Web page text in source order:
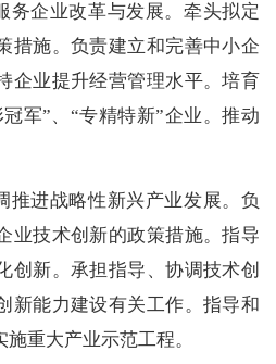
务企业改革与发展。牵头拟定
措施。负责建立和完善中小企
企业提升经营管理水平。培育
军”、“专精特新”企业。推动
推进战略性新兴产业发展。负
业技术创新的政策措施。指导
创新。承担指导、协调技术创
新能力建设有关工作。指导和
重大产业示范工程。